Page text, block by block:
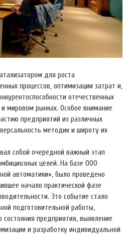
для роста
процессов, оптимизации затрат и,
отечественных
мировом рынках. Особое внимание
предприятий из различных
методик и широту их
собой очередной важный этап
целей. На базе ООО
автоматики», было проведено
начало практической фазе
Это событие стало
подготовительной работы,
предприятия, выявление
и разработку индивидуальной